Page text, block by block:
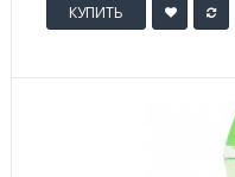
КУПИТЬ